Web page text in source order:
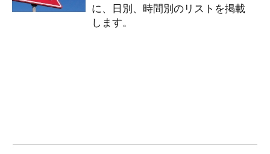
に、日別、時間別のリストを掲載
します。